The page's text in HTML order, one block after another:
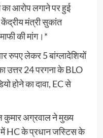
का आरोप लगाने पर हुई
केंद्रीय मंत्री सुकांत
की मांग।*
रुपए लेकर 5 बांग्लादेशियों
उत्तर 24 परगना के BLO
होने का दावा, EC से
कुमार अग्रवाल ने मुख्य
में HC के प्रधान जस्टिस के